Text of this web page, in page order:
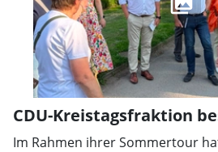
bis nach Argentinien und
anderem Klassik, Klezmer,
CDU-Kreistagsfraktion
Im Rahmen ihrer Sommertour